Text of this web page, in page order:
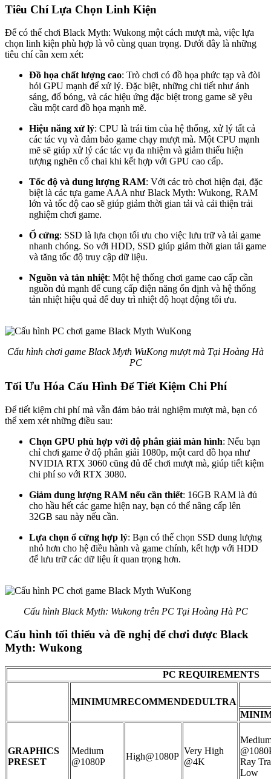
Tiêu Chí Lựa Chọn Linh Kiện
Để có thể chơi Black Myth: Wukong một cách mượt mà, việc lựa
chọn linh kiện phù hợp là vô cùng quan trọng. Dưới đây là những
tiêu chí cần xem xét:
Đồ họa chất lượng cao: Trò chơi có đồ họa phức tạp và đòi
hỏi GPU mạnh để xử lý. Đặc biệt, những chi tiết như ánh
sáng, đổ bóng, và các hiệu ứng đặc biệt trong game sẽ yêu
cầu một card đồ họa mạnh mẽ.
Hiệu năng xử lý: CPU là trái tim của hệ thống, xử lý tất cả
các tác vụ và đảm bảo game chạy mượt mà. Một CPU mạnh
mẽ sẽ giúp xử lý các tác vụ đa nhiệm và giảm thiểu hiện
tượng nghẽn cổ chai khi kết hợp với GPU cao cấp.
Tốc độ và dung lượng RAM: Với các trò chơi hiện đại, đặc
biệt là các tựa game AAA như Black Myth: Wukong, RAM
lớn và tốc độ cao sẽ giúp giảm thời gian tải và cải thiện trải
nghiệm chơi game.
Ổ cứng: SSD là lựa chọn tối ưu cho việc lưu trữ và tải game
nhanh chóng. So với HDD, SSD giúp giảm thời gian tải game
và tăng tốc độ truy cập dữ liệu.
Nguồn và tản nhiệt: Một hệ thống chơi game cao cấp cần
nguồn đủ mạnh để cung cấp điện năng ổn định và hệ thống
tản nhiệt hiệu quả để duy trì nhiệt độ hoạt động tối ưu.
Cấu hình chơi game Black Myth WuKong mượt mà Tại Hoàng Hà
PC
Tối Ưu Hóa Cấu Hình Để Tiết Kiệm Chi Phí
Để tiết kiệm chi phí mà vẫn đảm bảo trải nghiệm mượt mà, bạn có
thể xem xét những điều sau:
Chọn GPU phù hợp với độ phân giải màn hình: Nếu bạn
chỉ chơi game ở độ phân giải 1080p, một card đồ họa như
NVIDIA RTX 3060 cũng đủ để chơi mượt mà, giúp tiết kiệm
chi phí so với RTX 3080.
Giảm dung lượng RAM nếu cần thiết: 16GB RAM là đủ
cho hầu hết các game hiện nay, bạn có thể nâng cấp lên
32GB sau này nếu cần.
Lựa chọn ổ cứng hợp lý: Bạn có thể chọn SSD dung lượng
nhỏ hơn cho hệ điều hành và game chính, kết hợp với HDD
để lưu trữ các dữ liệu ít quan trọng hơn.
Cấu hình Black Myth: Wukong trên PC Tại Hoàng Hà PC
Cấu hình tối thiểu và đề nghị để chơi được Black
Myth: Wukong
PC REQUIREMENTS
MINIMUMRECOMMENDEDULTRA
GRAPHICS
PRESET
Medium
@1080P
High@1080P
Very High
@4K
Ray
Low